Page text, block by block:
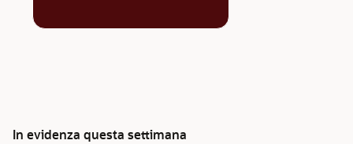
In evidenza questa settimana